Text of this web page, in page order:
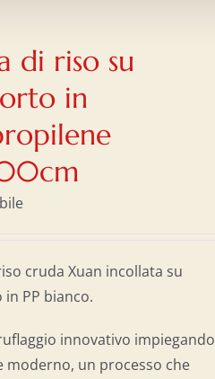
di riso su
in
cruda Xuan incollata su
PP bianco.
innovativo impiegando
moderno, un processo che